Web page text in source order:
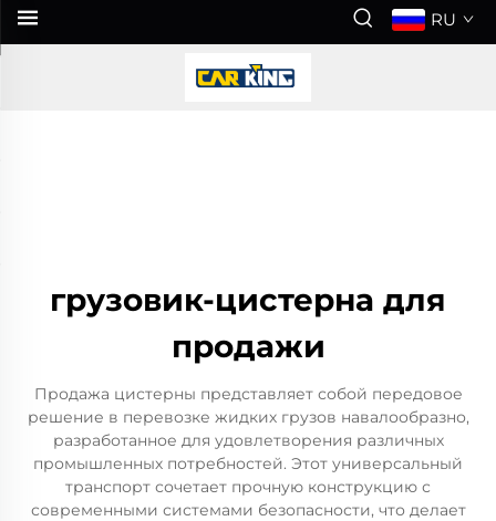
RU
грузовик-цистерна для
продажи
Продажа цистерны представляет собой передовое
решение в перевозке жидких грузов навалообразно,
разработанное для удовлетворения различных
промышленных потребностей. Этот универсальный
транспорт сочетает прочную конструкцию с
современными системами безопасности, что делает